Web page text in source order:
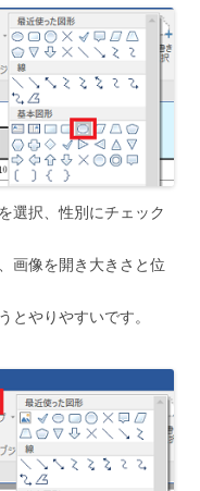
選択、性別にチェック
画像を開き大きさと位
とやりやすいです。